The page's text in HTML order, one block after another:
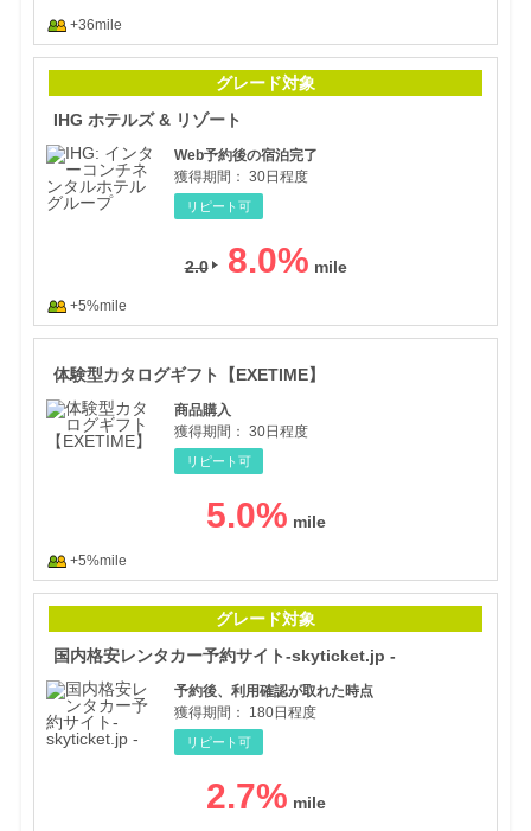
+36mile
グレード対象
IHG ホテルズ & リゾート
Web予約後の宿泊完了
獲得期間： 30日程度
リピート可
2.0 8.0%
+5%mile
体験型カタログギフト【EXETIME】
商品購入
獲得期間： 30日程度
リピート可
5.0%
+5%mile
グレード対象
国内格安レンタカー予約サイト-skyticket.jp -
予約後、利用確認が取れた時点
獲得期間：
180日程度
リピート可
2.7%